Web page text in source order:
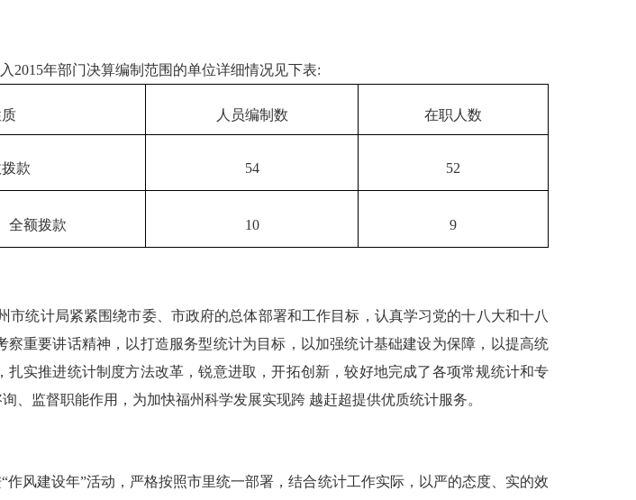
2015年部门决算编制范围的单位详细情况见下表:
人员编制数 在职人数
款 54 52
全额拨款 10 9
统计局紧紧围绕市委、市政府的总体部署和工作目标，认真学习党的十八大和十八
重要讲话精神，以打造服务型统计为目标，以加强统计基础建设为保障，以提高统
实推进统计制度方法改革，锐意进取，开拓创新，较好地完成了各项常规统计和专
监督职能作用，为加快福州科学发展实现跨 越赶超提供优质统计服务。
“作风建设年”活动，严格按照市里统一部署，结合统计工作实际，以严的态度、实的效